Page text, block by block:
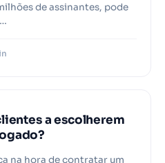
de assinantes, pode
a escolherem
na hora de contratar um